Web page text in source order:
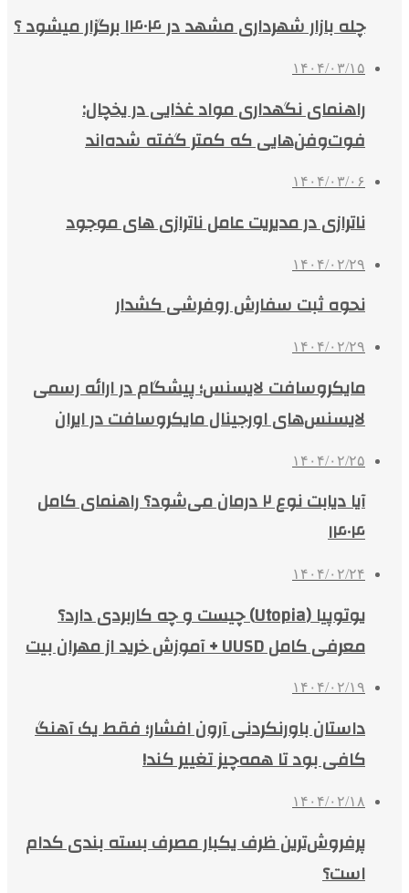
چله بازار شهرداری مشهد در ۱۴۰۴ برگزار میشود ؟
۱۴۰۴/۰۳/۱۵
راهنمای نگهداری مواد غذایی در یخچال:
فوت‌وفن‌هایی که کمتر گفته شده‌اند
۱۴۰۴/۰۳/۰۶
ناترازی در مدیریت عامل ناترازی های موجود
۱۴۰۴/۰۲/۲۹
نحوه ثبت سفارش روفرشی کشدار
۱۴۰۴/۰۲/۲۹
مایکروسافت لایسنس؛ پیشگام در ارائه رسمی
لایسنس‌های اورجینال مایکروسافت در ایران
۱۴۰۴/۰۲/۲۵
آیا دیابت نوع ۲ درمان می‌شود؟ راهنمای کامل
۱۴۰۴
۱۴۰۴/۰۲/۲۴
یوتوپیا (Utopia) چیست و چه کاربردی دارد؟
معرفی کامل UUSD + آموزش خرید از مهران بیت
۱۴۰۴/۰۲/۱۹
داستان باورنکردنی آرون افشار؛ فقط یک آهنگ
کافی بود تا همه‌چیز تغییر کند!
۱۴۰۴/۰۲/۱۸
پرفروش‌ترین ظرف یکبار مصرف بسته بندی کدام
است؟